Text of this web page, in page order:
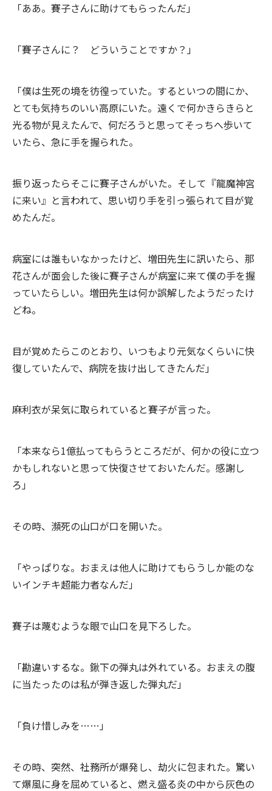
「ああ。賽子さんに助けてもらったんだ」
「賽子さんに？ どういうことですか？」
「僕は生死の境を彷徨っていた。するといつの間にか、
とても気持ちのいい高原にいた。遠くで何かきらきらと
光る物が見えたんで、何だろうと思ってそっちへ歩いて
いたら、急に手を握られた。
振り返ったらそこに賽子さんがいた。そして『龍魔神宮
に来い』と言われて、思い切り手を引っ張られて目が覚
めたんだ。
病室には誰もいなかったけど、増田先生に訊いたら、那
花さんが面会した後に賽子さんが病室に来て僕の手を握
っていたらしい。増田先生は何か誤解したようだったけ
どね。
目が覚めたらこのとおり、いつもより元気なくらいに快
復していたんで、病院を抜け出してきたんだ」
麻利衣が呆気に取られていると賽子が言った。
「本来なら1億払ってもらうところだが、何かの役に立つ
かもしれないと思って快復させておいたんだ。感謝し
ろ」
その時、瀕死の山口が口を開いた。
「やっぱりな。おまえは他人に助けてもらうしか能のな
いインチキ超能力者なんだ」
賽子は蔑むような眼で山口を見下ろした。
「勘違いするな。鍬下の弾丸は外れている。おまえの腹
に当たったのは私が弾き返した弾丸だ」
「負け惜しみを……」
その時、突然、社務所が爆発し、劫火に包まれた。驚い
て爆風に身を屈めていると、燃え盛る炎の中から灰色の